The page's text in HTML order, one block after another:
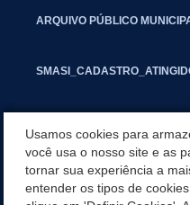
ARQUIVO PÚBLICO
INFORMATIVO PIT
Usamos cookies para
você usa o nosso site e as
tornar sua experiência a
entender os tipos de